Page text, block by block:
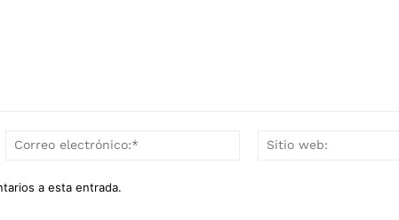
Correo
a esta entrada.